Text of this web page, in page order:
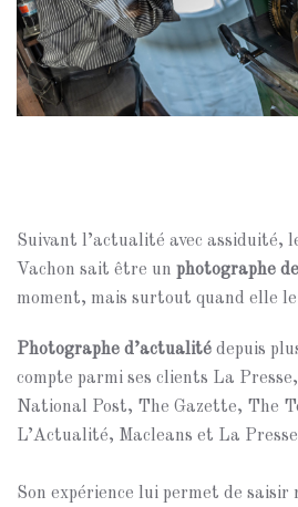
Suivant l’actualité avec assiduité,
Vachon sait être un photographe
moment, mais surtout quand elle le
Photographe d’actualité depuis
compte parmi ses clients La
National Post, The Gazette, The
L’Actualité, Macleans et La
Son expérience lui permet de